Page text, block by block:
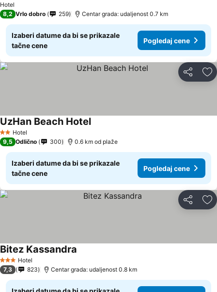
Hotel
8,2 Vrlo dobro 259 Centar grada: udaljenost 0.7 km
Izaberi datume da bi se prikazale
tačne cene
Pogledaj cene
Deli
2 Zvezdice
Hotel
UzHan Beach Hotel
9,5 Odlično 300 0.6 km od plaže
Izaberi datume da bi se prikazale
tačne cene
Pogledaj cene
Deli
3 Zvezdice
Hotel
Bitez Kassandra
7,3 823 Centar grada: udaljenost 0.8 km